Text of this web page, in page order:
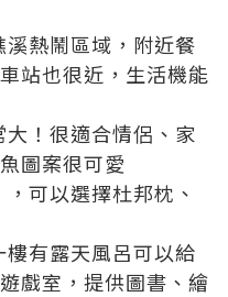
熱鬧區域，附近餐
站也很近，生活機能
！很適合情侶、家
圖案很可愛
可以選擇杜邦枕、
樓有露天風呂可以給
戲室，提供圖書、繪